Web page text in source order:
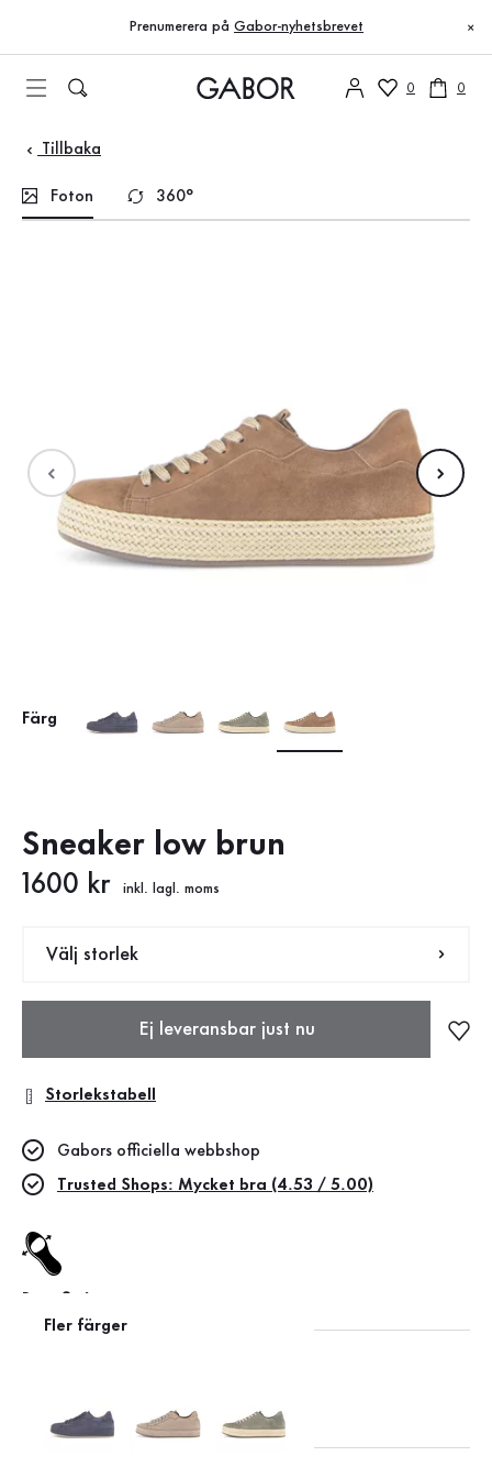
Till innehållsförteckning
Till huvudnavigation
Prenumerera på Gabor-nyhetsbrevet ×
0 0
Tillbaka
Foton 360°
Färg
Sneaker low brun
Nytt pris
1600 kr inkl. lagl. moms
Välj storlek
Ej leveransbar just nu
Storlekstabell
Fler färger
Gabors officiella webbshop
Trusted Shops: Mycket bra (4.53 / 5.00)
Leather Working Group